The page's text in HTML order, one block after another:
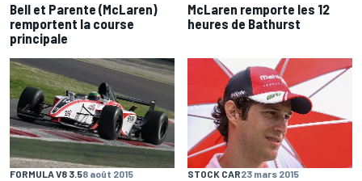
Bell et Parente (McLaren)
remportent la course
principale
McLaren remporte les 12
heures de Bathurst
FORMULA V8 3.58 août 2015 STOCK CAR23 mars 2015